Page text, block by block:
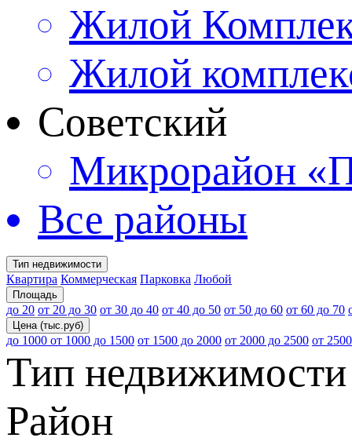
Жилой
Жилой
Советский
Микрорайон
Все районы
Тип недвижимости
Квартира Коммерческая Парковка Любой
Площадь
до 20 от 20 до 30 от 30 до 40 от 40 до 50 от 50 до 60 от 60 до 70
Цена (тыс.руб)
до 1000 от 1000 до 1500 от 1500 до 2000 от 2000 до 2500 от
Тип недвижимости
Район